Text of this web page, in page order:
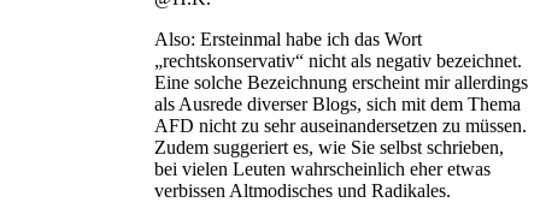
Also: Ersteinmal habe ich das Wort
„rechtskonservativ“ nicht als negativ bezeichnet.
Eine solche Bezeichnung erscheint mir allerdings
als Ausrede diverser Blogs, sich mit dem Thema
AFD nicht zu sehr auseinandersetzen zu müssen.
Zudem suggeriert es, wie Sie selbst schrieben,
bei vielen Leuten wahrscheinlich eher etwas
verbissen Altmodisches und Radikales.